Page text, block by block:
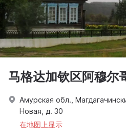
马格达加钦区阿穆尔
Амурская обл.,
Новая, д. 30
在地图上显示